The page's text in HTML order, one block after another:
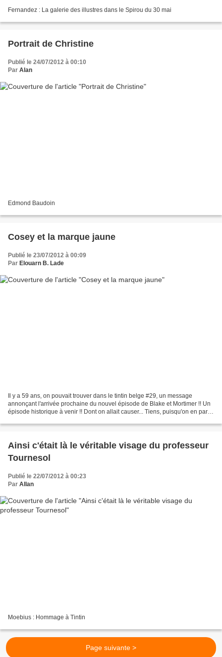
Fernandez : La galerie des illustres dans le Spirou du 30 mai
Portrait de Christine
Publié le 24/07/2012 à 00:10
Par Alan
Edmond Baudoin
Cosey et la marque jaune
Publié le 23/07/2012 à 00:09
Par Elouarn B. Lade
Il y a 59 ans, on pouvait trouver dans le tintin belge #29, un message
annonçant l'arrivée prochaine du nouvel épisode de Blake et Mortimer !! Un
épisode historique à venir !! Dont on allait causer... Tiens, puisqu'on en parle
Ainsi c'était là le véritable visage du professeur
Tournesol
Publié le 22/07/2012 à 00:23
Par Allan
Moebius : Hommage à Tintin
Page suivante >